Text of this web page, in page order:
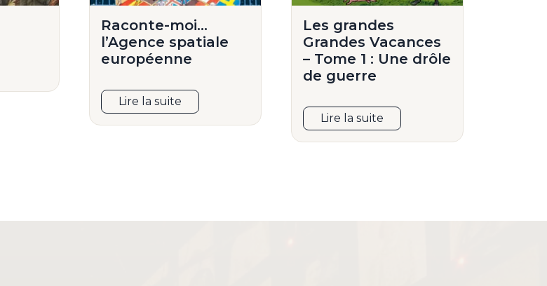
Raconte-moi…
l’Agence spatiale
européenne
Lire la suite
Les grandes
Grandes Vacances
– Tome 1 : Une drôle
de guerre
Lire la suite